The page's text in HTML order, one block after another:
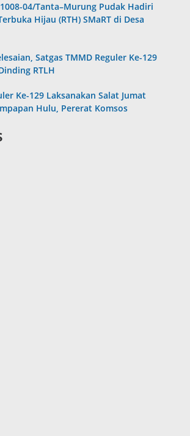
04/Tanta–Murung Pudak Hadiri
Hijau (RTH) SMaRT di Desa
Satgas TMMD Reguler Ke-129
RTLH
Ke-129 Laksanakan Salat Jumat
Hulu, Pererat Komsos